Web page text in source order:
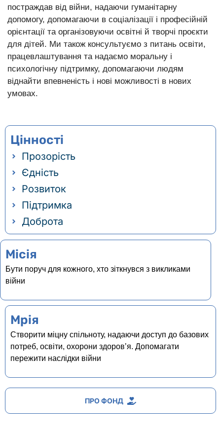
постраждав від війни, надаючи гуманітарну
допомогу, допомагаючи в соціалізації і професійній
орієнтації та організовуючи освітні й творчі проєкти
для дітей. Ми також консультуємо з питань освіти,
працевлаштування та надаємо моральну і
психологічну підтримку, допомагаючи людям
віднайти впевненість і нові можливості в нових
умовах.
Цінності
Прозорість
Єдність
Розвиток
Підтримка
Доброта
Місія
Бути поруч для кожного, хто зіткнувся з викликами
війни ​
Мрія
Створити міцну спільноту, надаючи доступ до базових
потреб, освіти, охорони здоровʼя. Допомагати
пережити наслідки війни
ПРО ФОНД